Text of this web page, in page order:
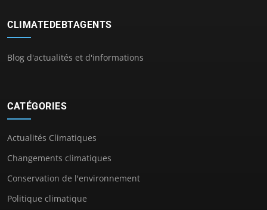
CLIMATEDEBTAGENTS
Blog d'actualités et d'informations
CATÉGORIES
Actualités Climatiques
Changements climatiques
Conservation de l'environnement
Politique climatique